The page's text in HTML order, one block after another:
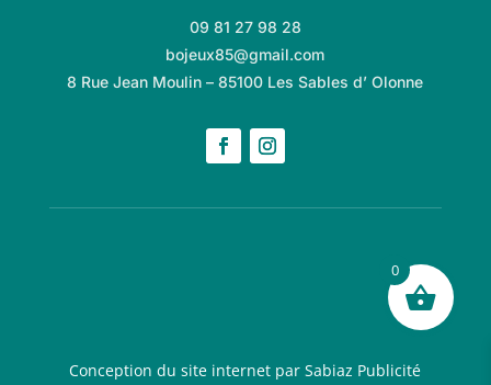
09 81 27 98 28
bojeux85@gmail.com
8 Rue Jean Moulin – 85100 Les Sables d’ Olonne
Conception du site internet par Sabiaz Publicité
0